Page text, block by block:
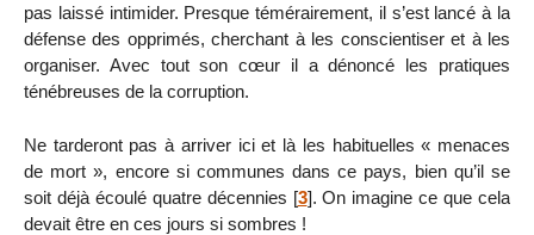
pas laissé intimider. Presque témérairement, il s’est lancé à la
défense des opprimés, cherchant à les conscientiser et à les
organiser. Avec tout son cœur il a dénoncé les pratiques
ténébreuses de la corruption.
Ne tarderont pas à arriver ici et là les habituelles « menaces
de mort », encore si communes dans ce pays, bien qu’il se
soit déjà écoulé quatre décennies [3]. On imagine ce que cela
devait être en ces jours si sombres !